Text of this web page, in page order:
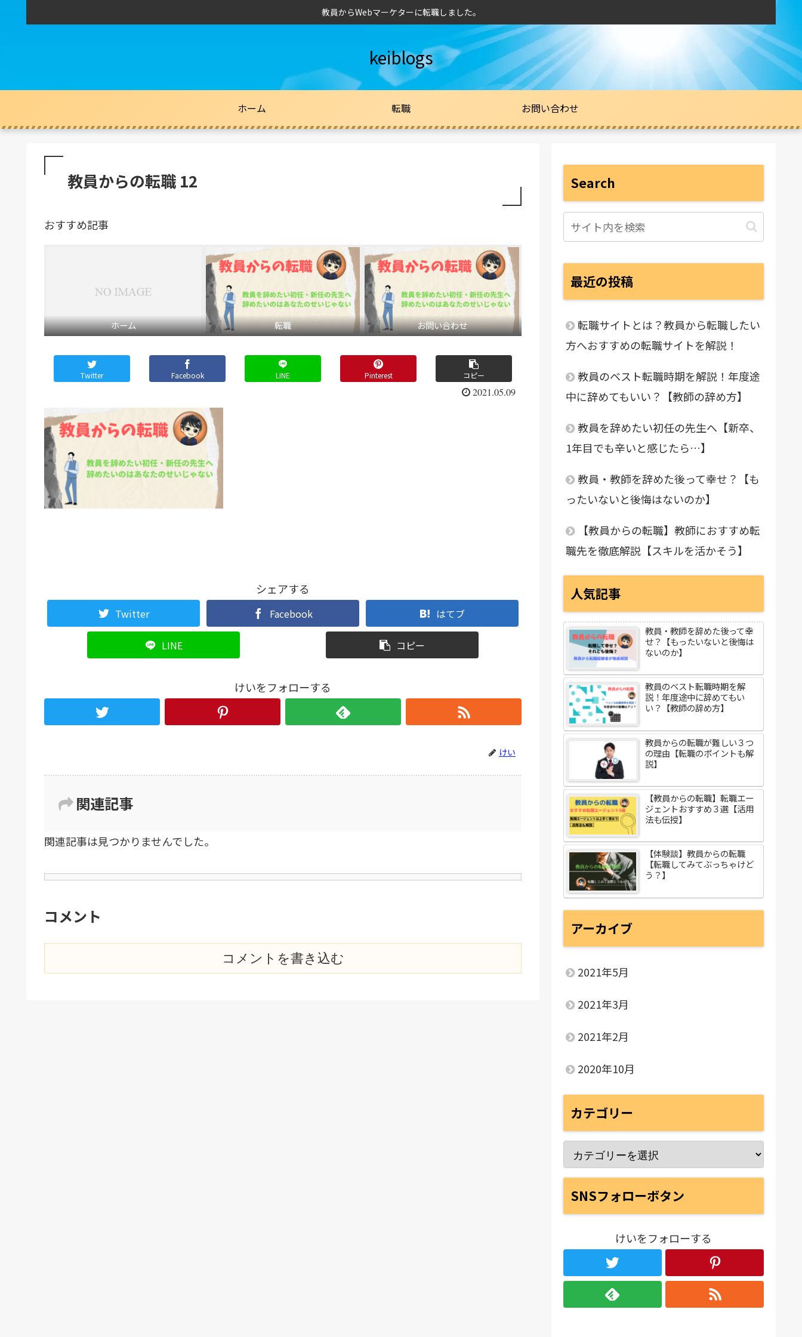
教員からWebマーケターに転職しました。
keiblogs
ホーム 転職 お問い合わせ
教員からの転職 12
おすすめ記事
ホーム 転職 お問い合わせ
Twitter Facebook LINE Pinterest コピー
2021.05.09
シェアする
Twitter Facebook はてブ
LINE コピー
けいをフォローする
けい
関連記事
関連記事は見つかりませんでした。
コメント
コメントを書き込む
Search
最近の投稿
転職サイトとは？教員から転職したい
方へおすすめの転職サイトを解説！
教員のベスト転職時期を解説！年度途
中に辞めてもいい？【教師の辞め方】
教員を辞めたい初任の先生へ【新卒、
1年目でも辛いと感じたら…】
教員・教師を辞めた後って幸せ？【も
ったいないと後悔はないのか】
【教員からの転職】教師におすすめ転
職先を徹底解説【スキルを活かそう】
人気記事
教員・教師を辞めた後って幸
せ？【もったいないと後悔は
ないのか】
教員のベスト転職時期を解
説！年度途中に辞めてもい
い？【教師の辞め方】
教員からの転職が難しい３つ
の理由【転職のポイントも解
説】
【教員からの転職】転職エー
ジェントおすすめ３選【活用
法も伝授】
【体験談】教員からの転職
【転職してみてぶっちゃけど
う？】
アーカイブ
2021年5月
2021年3月
2021年2月
2020年10月
カテゴリー
SNSフォローボタン
けいをフォローする